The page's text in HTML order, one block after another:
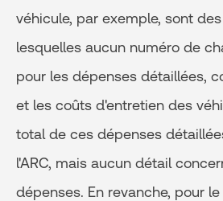
véhicule, par exemple, sont
lesquelles aucun numéro de
pour les dépenses détaillées,
et les coûts d'entretien des
total de ces dépenses
l'ARC, mais aucun détail
dépenses. En revanche, pour